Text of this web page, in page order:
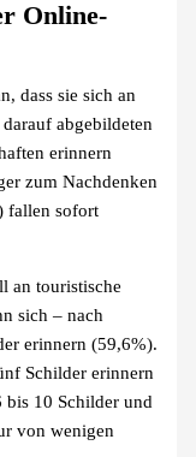
Online-
dass sie sich an
abgebildeten
erinnern
zum Nachdenken
fallen sofort
an touristische
sich – nach
erinnern (59,6%).
Schilder erinnern
bis 10 Schilder und
von wenigen